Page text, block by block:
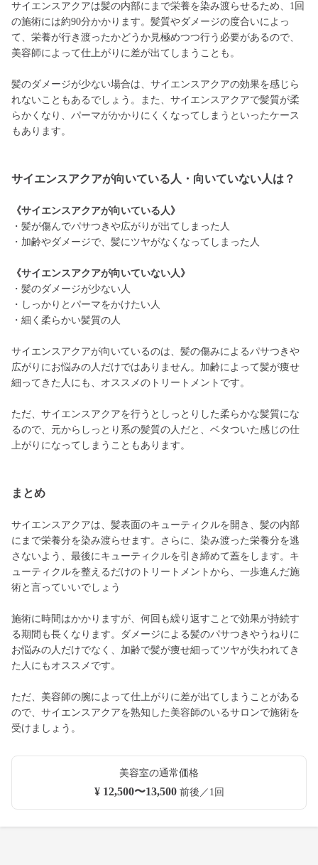
サイエンスアクアは髪の内部にまで栄養を染み渡らせるため、1回
の施術には約90分かかります。髪質やダメージの度合いによっ
て、栄養が行き渡ったかどうか見極めつつ行う必要があるので、
美容師によって仕上がりに差が出てしまうことも。
髪のダメージが少ない場合は、サイエンスアクアの効果を感じら
れないこともあるでしょう。また、サイエンスアクアで髪質が柔
らかくなり、パーマがかかりにくくなってしまうといったケース
もあります。
サイエンスアクアが向いている人・向いていない人は？
《サイエンスアクアが向いている人》
・髪が傷んでパサつきや広がりが出てしまった人
・加齢やダメージで、髪にツヤがなくなってしまった人
《サイエンスアクアが向いていない人》
・髪のダメージが少ない人
・しっかりとパーマをかけたい人
・細く柔らかい髪質の人
サイエンスアクアが向いているのは、髪の傷みによるパサつきや
広がりにお悩みの人だけではありません。加齢によって髪が痩せ
細ってきた人にも、オススメのトリートメントです。
ただ、サイエンスアクアを行うとしっとりした柔らかな髪質にな
るので、元からしっとり系の髪質の人だと、ベタついた感じの仕
上がりになってしまうこともあります。
まとめ
サイエンスアクアは、髪表面のキューティクルを開き、髪の内部
にまで栄養分を染み渡らせます。さらに、染み渡った栄養分を逃
さないよう、最後にキューティクルを引き締めて蓋をします。キ
ューティクルを整えるだけのトリートメントから、一歩進んだ施
術と言っていいでしょう
施術に時間はかかりますが、何回も繰り返すことで効果が持続す
る期間も長くなります。ダメージによる髪のパサつきやうねりに
お悩みの人だけでなく、加齢で髪が痩せ細ってツヤが失われてき
た人にもオススメです。
ただ、美容師の腕によって仕上がりに差が出てしまうことがある
ので、サイエンスアクアを熟知した美容師のいるサロンで施術を
受けましょう。
美容室の通常価格
¥ 12,500〜13,500前後／1回